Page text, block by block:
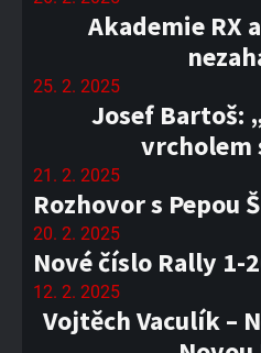
Akademie RX
25. 2. 2025
Josef Bartoš:
vrcholem
21. 2. 2025
Rozhovor s Pepou
20. 2. 2025
Nové číslo Rally 1-
12. 2. 2025
Vojtěch Vaculík –